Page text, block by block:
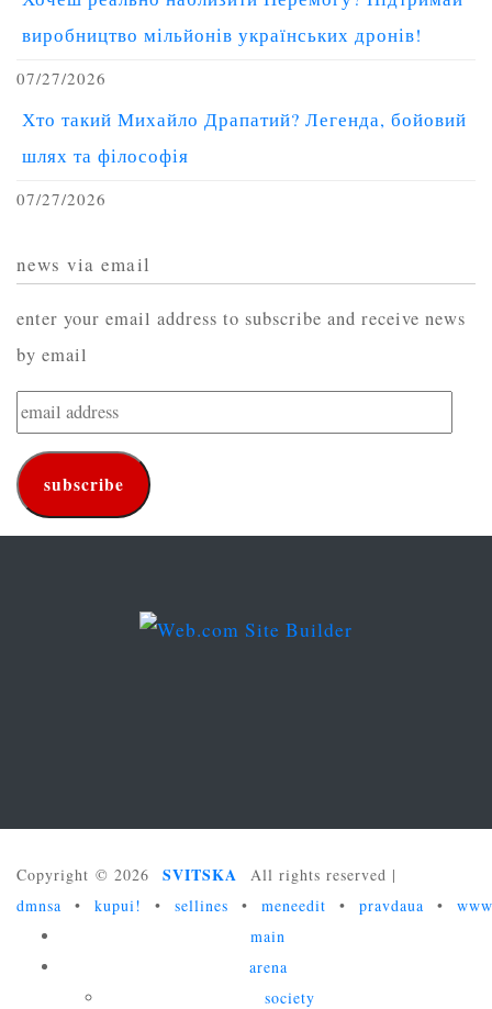
виробництво мільйонів українських дронів!
07/27/2026
Хто такий Михайло Драпатий? Легенда, бойовий
шлях та філософія
07/27/2026
news via email
enter your email address to subscribe and receive news
by email
email
subscribe
Copyright © 2026 SVITSKA All rights reserved |
dmnsa • kupui! • sellines • meneedit • pravdaua •
main
arena
society